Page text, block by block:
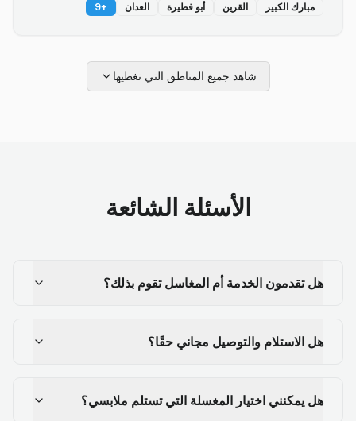
مبارك الكبير القرين أبو فطيرة العدان +
9
شاهد جميع المناطق التي نغطيها
الأسئلة الشائعة
هل تقدمون الخدمة أم المغاسل تقوم بذلك؟
هل الاستلام والتوصيل مجاني حقًا؟
هل يمكنني اختيار المغسلة التي تستلم ملابسي؟